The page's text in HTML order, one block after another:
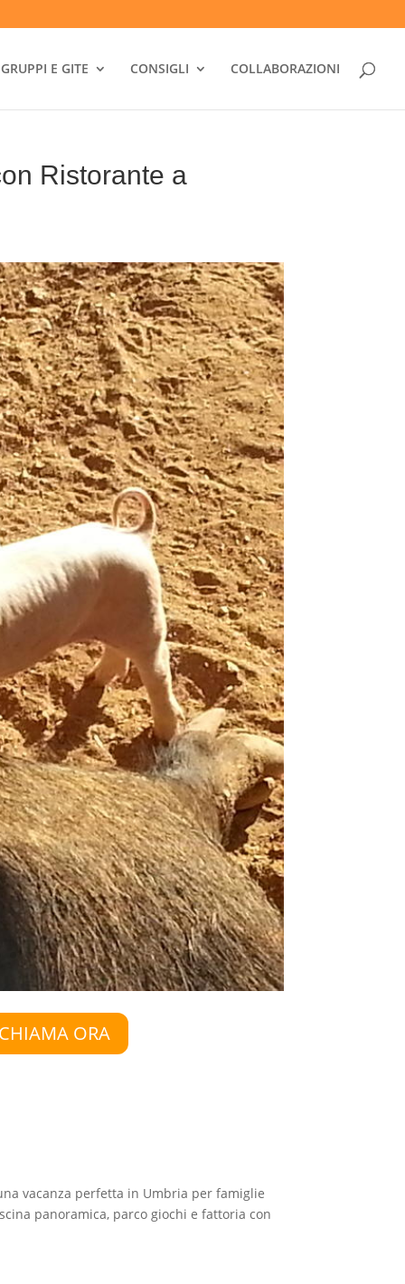
GRUPPI E GITE CONSIGLI COLLABORAZIONI
Ristorante a
CHIAMA ORA
vacanza perfetta in Umbria per famiglie
panoramica, parco giochi e fattoria con